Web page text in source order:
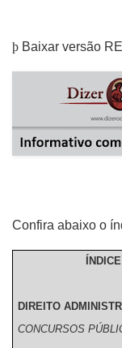
þ Baixar versão
Confira abaixo o
DIREITO
CONCURSOS